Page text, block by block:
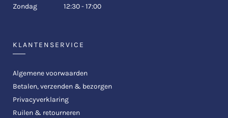
Zondag
12:30 - 17:00
KLANTENSERVICE
Algemene voorwaarden
Betalen, verzenden & bezorgen
Privacyverklaring
Ruilen & retourneren